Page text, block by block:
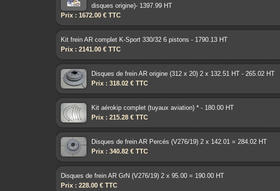
disques origine)- 1397.99 HT
Prix : 1672.00 € TTC
Kit frein AR complet K-Sport 330/32 6 pistons - 1790.13 HT
Prix : 2141.00 € TTC
Disques de frein AR origine (312 x 20) 2 x 132.51 HT - 265.02 HT
Prix : 318.02 € TTC
Kit aérokip complet (tuyaux aviation) * - 180.00 HT
Prix : 215.28 € TTC
Disques de frein AR Percés (V276/19) 2 x 142.01 = 284.02 HT
Prix : 340.82 € TTC
Disques de frein AR GrN (V276/19) 2 x 95.00 = 190.00 HT
Prix : 228.00 € TTC